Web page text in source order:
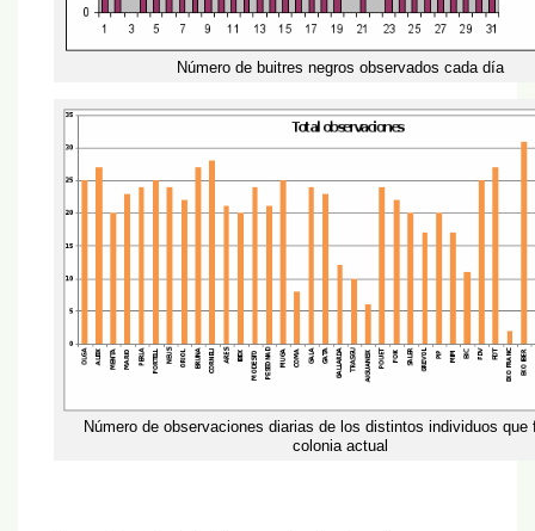
Número de buitres negros observados cada día
Número de observaciones diarias de los distintos individuos que
colonia actual